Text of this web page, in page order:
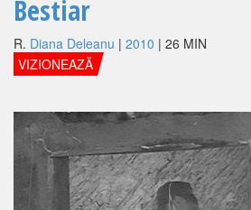
Bestiar
R. Diana Deleanu | 2010 | 26 MIN
VIZIONEAZĂ